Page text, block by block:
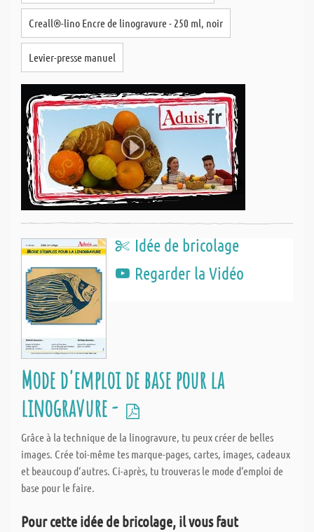
Creall®-lino Encre de linogravure - 250 ml, noir
Levier-presse manuel
Idée de bricolage
Regarder la Vidéo
Mode d'emploi de base pour la
linogravure -
Grâce à la technique de la linogravure, tu peux créer de belles
images. Crée toi-même tes marque-pages, cartes, images, cadeaux
et beaucoup d‘autres. Ci-après, tu trouveras le mode d‘emploi de
base pour le faire.
Pour cette idée de bricolage, il vous faut